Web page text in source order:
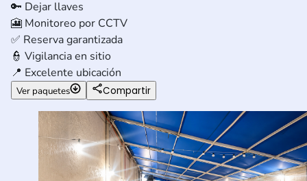
🔑 Dejar llaves
🎦 Monitoreo por CCTV
✅ Reserva garantizada
👮 Vigilancia en sitio
📍 Excelente ubicación
Ver paquetes Compartir